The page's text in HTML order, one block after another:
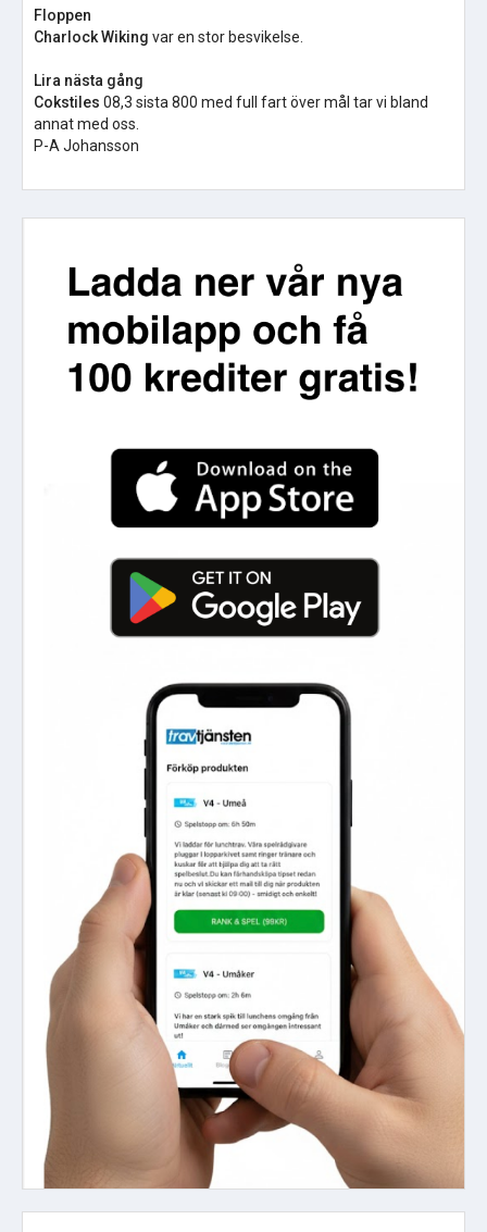
Floppen
Charlock Wiking var en stor besvikelse.
Lira nästa gång
Cokstiles 08,3 sista 800 med full fart över mål tar vi bland
annat med oss.
P-A Johansson